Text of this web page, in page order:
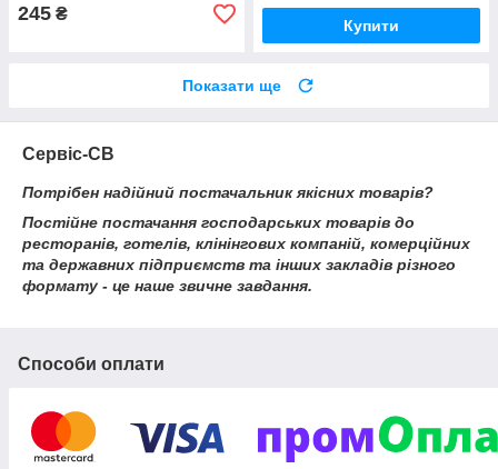
245 ₴
Купити
Показати ще
Сервіс-СВ
Потрібен надійний постачальник якісних товарів?
Постійне постачання господарських товарів до
ресторанів, готелів, клінінгових компаній, комерційних
та державних підприємств та інших закладів різного
формату - це наше звичне завдання.
Способи оплати